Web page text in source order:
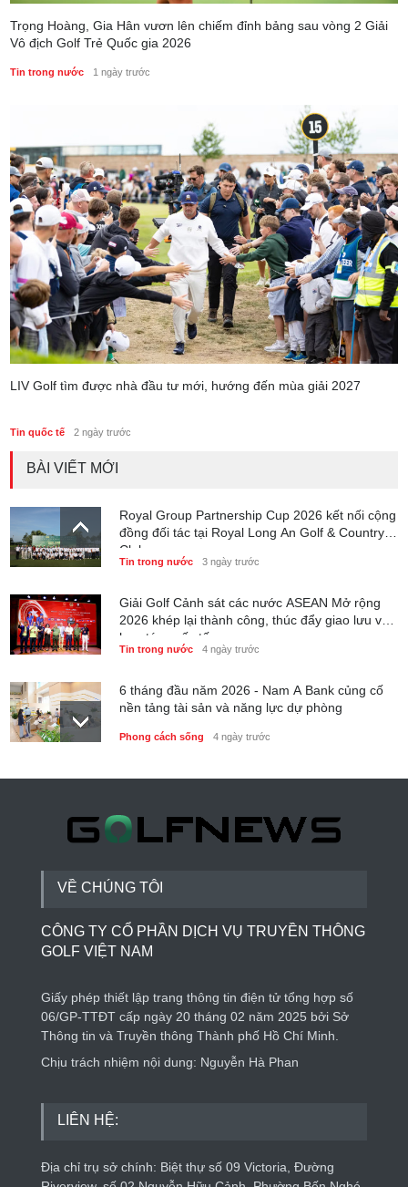
Trọng Hoàng, Gia Hân vươn lên chiếm đỉnh bảng sau vòng 2 Giải
Vô địch Golf Trẻ Quốc gia 2026
Tin trong nước 1 ngày trước
LIV Golf tìm được nhà đầu tư mới, hướng đến mùa giải 2027
Tin quốc tế 2 ngày trước
BÀI VIẾT MỚI
Royal Group Partnership Cup 2026 kết nối cộng
đồng đối tác tại Royal Long An Golf & Country
Club
Tin trong nước 3 ngày trước
Giải Golf Cảnh sát các nước ASEAN Mở rộng
2026 khép lại thành công, thúc đẩy giao lưu và
hợp tác quốc tế
Tin trong nước 4 ngày trước
6 tháng đầu năm 2026 - Nam A Bank củng cố
nền tảng tài sản và năng lực dự phòng
Phong cách sống 4 ngày trước
Thành lập Trung tâm Giải mã lượng tử Quang
Phong cách sống 4 ngày trước
VỀ CHÚNG TÔI
CÔNG TY CỔ PHẦN DỊCH VỤ TRUYỀN THÔNG
GOLF VIỆT NAM
Giấy phép thiết lập trang thông tin điện tử tổng hợp số
06/GP-TTĐT cấp ngày 20 tháng 02 năm 2025 bởi Sở
Thông tin và Truyền thông Thành phố Hồ Chí Minh.
Chịu trách nhiệm nội dung: Nguyễn Hà Phan
LIÊN HỆ:
Địa chỉ trụ sở chính: Biệt thự số 09 Victoria, Đường